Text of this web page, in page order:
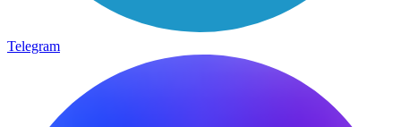
Telegram